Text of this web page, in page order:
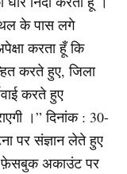
के पास लगे
करता हूँ कि
करते हुए, जिला
करते हुए
।” दिनांक : 30-
पर संज्ञान लेते हुए
फ़ेसबुक अकाउंट पर